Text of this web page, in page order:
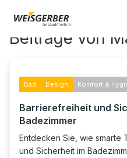
Beiträge von
Bad Design Komfort &
Barrierefreiheit und
Badezimmer
Entdecken Sie, wie smarte
und Sicherheit im